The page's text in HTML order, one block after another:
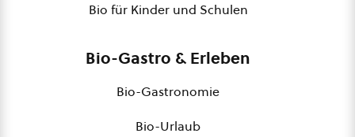
Bio für Kinder und Schulen
Bio-Gastro & Erleben
Bio-Gastronomie
Bio-Urlaub